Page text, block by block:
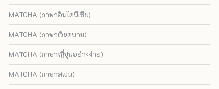
MATCHA (ภาษาอินโดนีเซีย)
MATCHA (ภาษาเวียดนาม)
MATCHA (ภาษาญี่ปุ่นอย่างง่าย)
MATCHA (ภาษาสเปน)